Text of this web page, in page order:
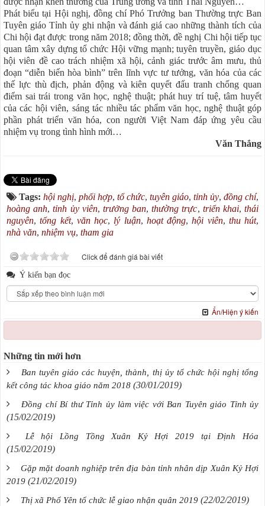
Phát biểu tại Hội nghị, đồng chí Phó Trưởng ban Thường trực Ban
Tuyên giáo Tỉnh ủy ghi nhận và đánh giá cao những thành tích của
Chi hội đạt được trong năm 2018; đồng thời, đề nghị Chi hội tiếp tục
quan tâm xây dựng tổ chức Hội vững mạnh; tuyên truyền, giáo dục
hội viên đề cao trách nhiệm xã hội, cảnh giác trước âm mưu, thủ
đoạn “diễn biến hòa bình” trên lĩnh vực tư tưởng, văn hóa của các
thế lực thù địch, phản động và kiên quyết đấu tranh chống quan
điểm sai trái trong văn học, nghệ thuật; phát huy trí tuệ, tâm huyết
của các hội viên, sáng tác nhiều tác phẩm văn học, nghệ thuật góp
phần phát triển văn hóa, con người Việt Nam đáp ứng yêu cầu
nhiệm vụ trong tình hình mới…
Văn Thắng
Tags: hội nghị, phối hợp, tổ chức, tuyên giáo, tỉnh ủy, đồng chí,
hoàng anh,tỉnh ủy viên, trưởng ban,thường trực, triển khai,thái
nguyên,tổng kết, văn học, lý luận, hoạt động,hội viên, thu hút,
nhà văn, nhiệm vụ, tham gia
Click để đánh giá bài viết
Ý kiến bạn đọc
Ẩn/Hiện ý kiến
Những tin mới hơn
Ban tuyên giáo các huyện, thành, thị ủy tổ chức hội nghị tổng
kết công tác khoa giáo năm 2018 (30/01/2019)
Đồng chí Bí thư Tỉnh ủy làm việc với Ban Tuyên giáo Tỉnh ủy
(15/02/2019)
Lễ hội Lồng Tồng Xuân Kỷ Hợi 2019 tại Định Hóa
(15/02/2019)
Gặp mặt doanh nghiệp trên địa bàn tỉnh nhân dịp Xuân Kỷ Hợi
2019 (21/02/2019)
Thị xã Phổ Yên tổ chức lễ giao nhận quân 2019 (22/02/2019)